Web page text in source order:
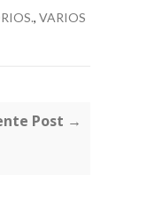
, VARIOS
Post →